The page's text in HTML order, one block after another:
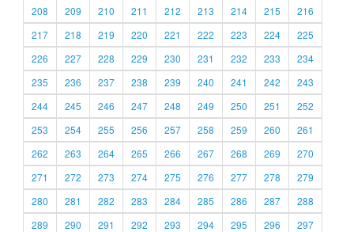
208
209 210 211 212 213 214 215
216
217
218 219 220 221 222 223 224
225
226
227 228 229 230 231 232 233
234
235
236 237 238 239 240 241 242
243
244
245 246 247 248 249 250 251
252
253
254 255 256 257 258 259 260
261
262
263 264 265 266 267 268 269
270
271
272 273 274 275 276 277 278
279
280
281 282 283 284 285 286 287
288
289
290 291 292 293 294 295 296
297